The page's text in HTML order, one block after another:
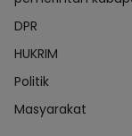
DPR
HUKRIM
Politik
Masyarakat